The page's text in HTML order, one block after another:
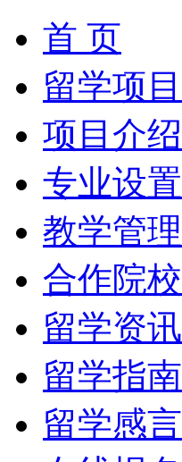
首 页
留学项目
项目介绍
专业设置
教学管理
合作院校
留学资讯
留学指南
留学感言